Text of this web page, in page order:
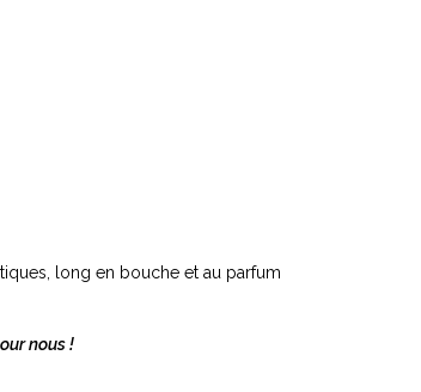
long en bouche et au parfum
nous !